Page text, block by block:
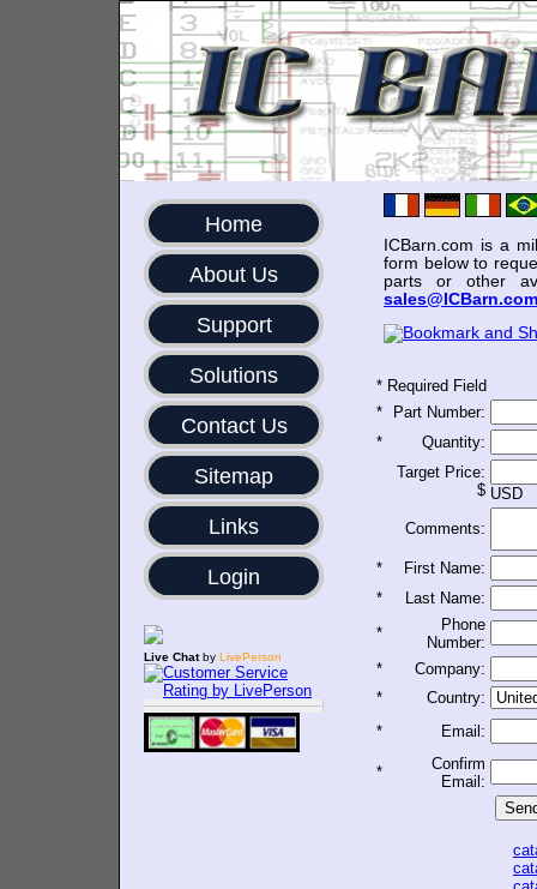
Home
About Us
Support
Solutions
Contact Us
Sitemap
Links
Login
Live Chatby LivePerson
ICBarn.com is a
form below to
parts or other
sales@ICBarn.com
* Required Field
*
Part Number:
*
Quantity:
Target Price:
$ USD
Comments:
*
First Name:
*
Last Name:
*
Phone
Number:
*
Company:
*
Country:
*
Email:
*
Confirm
Email: